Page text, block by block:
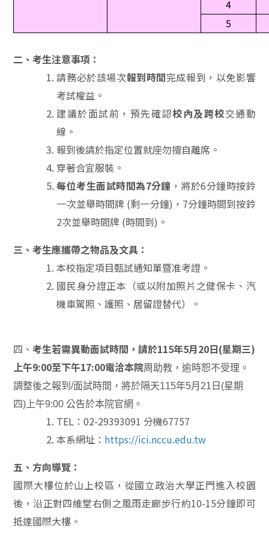
4
5
二、考生注意事項：
請務必於該場次報到時間完成報到，以免影響
考試權益。
建議於面試前，預先確認校內及跨校交通動
線。
報到後請於指定位置就座勿擅自離席。
穿著合宜服裝。
每位考生面試時間為7分鐘 ，將於6分鐘時按鈴
一次並舉時間牌 (剩一分鐘)，7分鐘時間到按鈴
2次並舉時間牌 (時間到)。
三、考生應攜帶之物品及文具：
本校指定項目甄試通知單暨准考證。
國民身分證正本（或以附加照片之健保卡、汽
機車駕照、護照、居留證替代）。
四、考生若需異動面試時間，請於115年5月20日(星期三)
上午9:00至下午17:00電洽本院周助教，逾時恕不受理。
調整後之報到/面試時間，將於隔天115年5月21日(星期
四)上午9:00 公告於本院官網。
TEL：02-29393091 分機67757
本系網址： https://ici.nccu.edu.tw
五、方向導覽：
國際大樓位於山上校區，從國立政治大學正門進入校園
後，沿正對四維堂右側之風雨走廊步行約10-15分鐘即可
抵達國際大樓。